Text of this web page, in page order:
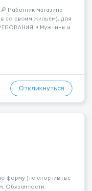
Работник магазина
со своим жильём), для
• Мужчины и
Откликнуться
форму (не спортивные
Обязанности: